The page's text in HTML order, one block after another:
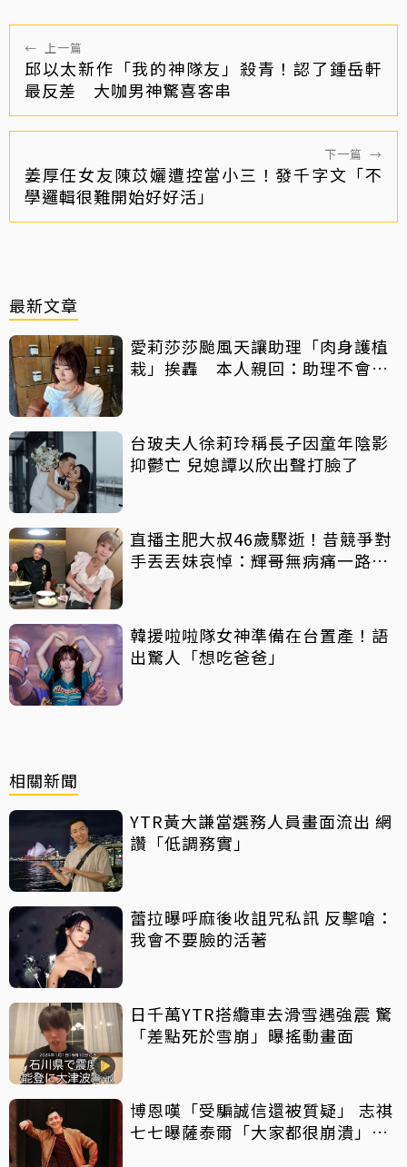
← 上一篇
邱以太新作「我的神隊友」殺青！認了鍾岳軒
最反差 大咖男神驚喜客串
下一篇 →
姜厚任女友陳苡孋遭控當小三！發千字文「不
學邏輯很難開始好好活」
最新文章
愛莉莎莎颱風天讓助理「肉身護植
栽」挨轟 本人親回：助理不會被
台玻夫人徐莉玲稱長子因童年陰影
抑鬱亡 兒媳譚以欣出聲打臉了
直播主肥大叔46歲驟逝！昔競爭對
手丟丟妹哀悼：輝哥無病痛一路好
韓援啦啦隊女神準備在台置產！語
出驚人「想吃爸爸」
相關新聞
YTR黃大謙當選務人員畫面流出 網
讚「低調務實」
蕾拉曝呼麻後收詛咒私訊 反擊嗆：
我會不要臉的活著
日千萬YTR搭纜車去滑雪遇強震 驚
「差點死於雪崩」曝搖動畫面
博恩嘆「受騙誠信還被質疑」 志祺
七七曝薩泰爾「大家都很崩潰」：